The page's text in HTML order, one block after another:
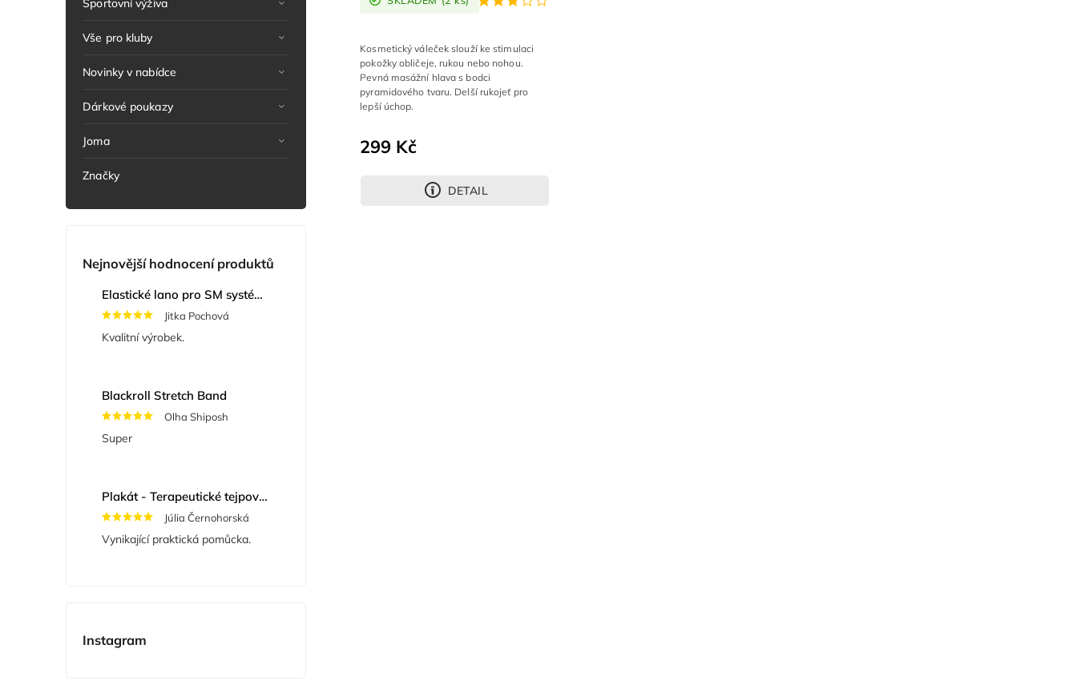
Sportovní výživa
Vše pro kluby
Novinky v nabídce
Dárkové poukazy
Joma
Značky
Nejnovější hodnocení produktů
Elastické lano pro SM systém, 3 ks
Jitka Pochová
Kvalitní výrobek.
Blackroll Stretch Band
Olha Shiposh
Super
Plakát - Terapeutické tejpování
Júlia Černohorská
Vynikající praktická pomůcka.
Instagram
299 Kč
DETAIL
Kosmetický váleček slouží ke stimulaci
pokožky obličeje, rukou nebo nohou.
Pevná masážní hlava s bodci
pyramidového tvaru. Delší rukojeť pro
lepší úchop.